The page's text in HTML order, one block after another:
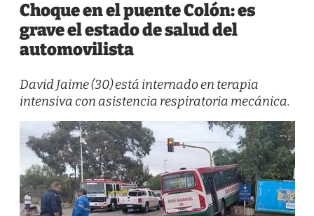
Choque en el puente Colón: es
grave el estado de salud del
automovilista
David Jaime (30) está internado en terapia
intensiva con asistencia respiratoria mecánica.